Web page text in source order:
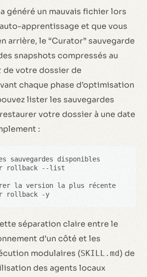
généré un mauvais fichier lors
apprentissage et que vous
arrière, le “Curator” sauvegarde
snapshots compressés au
de votre dossier de
chaque phase d’optimisation
lister les sauvegardes
votre dossier à une date
:
sauvegardes disponibles
rollback --list
la version la plus récente
rollback -y
séparation claire entre le
d’un côté et les
modulaires (SKILL.md) de
des agents locaux